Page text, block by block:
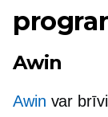
Awin
Awin var